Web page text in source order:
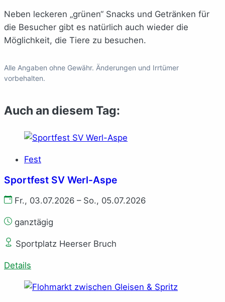
Neben leckeren „grünen“ Snacks und Getränken für
die Besucher gibt es natürlich auch wieder die
Möglichkeit, die Tiere zu besuchen.
Alle Angaben ohne Gewähr. Änderungen und Irrtümer
vorbehalten.
Auch an diesem Tag:
Fest
Sportfest SV Werl-Aspe
Fr., 03.07.2026 – So., 05.07.2026
ganztägig
Sportplatz Heerser Bruch
Details